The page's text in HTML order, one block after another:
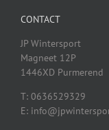
CONTACT
JP Wintersport
Magneet 12P
1446XD Purmerend
T: 0636529329
E: